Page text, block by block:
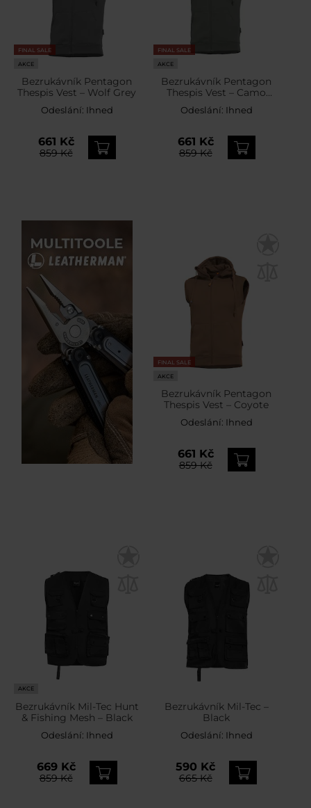
FINAL SALE
AKCE
Bezrukávník Pentagon
Thespis Vest – Wolf Grey
Odeslání: Ihned
661 Kč
859 Kč
FINAL SALE
AKCE
Bezrukávník Pentagon
Thespis Vest – Camo
Green
Odeslání: Ihned
661 Kč
859 Kč
FINAL SALE
AKCE
Bezrukávník Pentagon
Thespis Vest – Coyote
Odeslání: Ihned
661 Kč
859 Kč
AKCE
Bezrukávník Mil-Tec Hunt
& Fishing Mesh – Black
Odeslání: Ihned
669 Kč
859 Kč
Bezrukávník Mil-Tec –
Black
Odeslání: Ihned
590 Kč
665 Kč